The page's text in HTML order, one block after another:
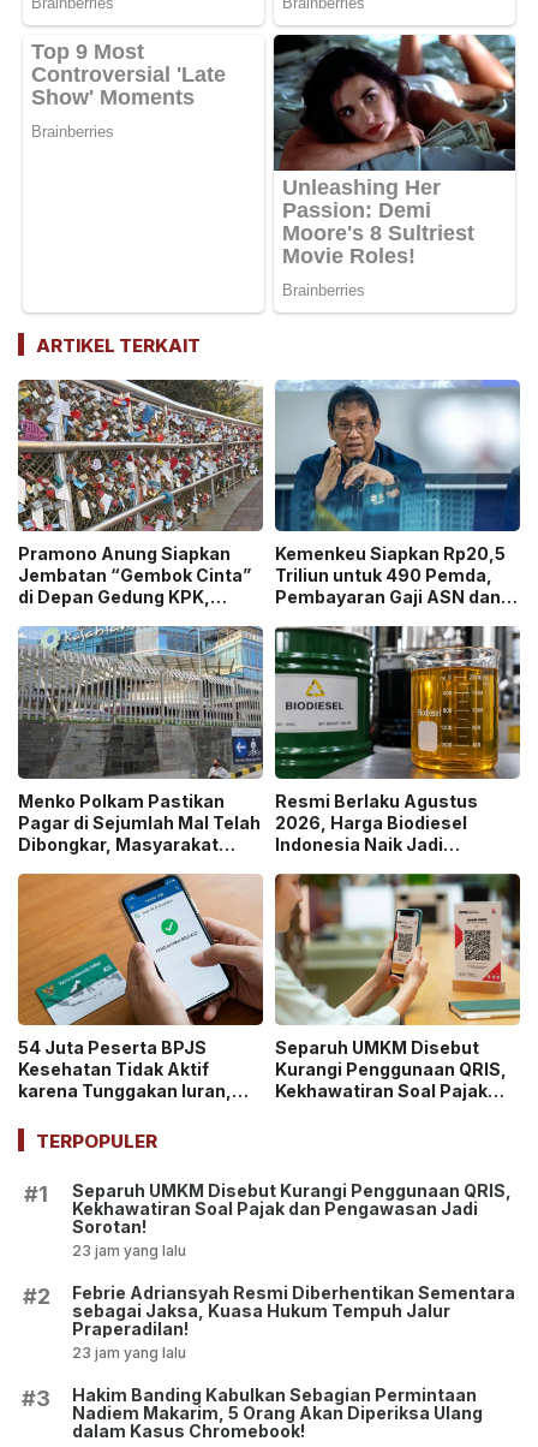
ARTIKEL TERKAIT
Pramono Anung Siapkan
Jembatan “Gembok Cinta”
di Depan Gedung KPK,
Jakarta!
Kemenkeu Siapkan Rp20,5
Triliun untuk 490 Pemda,
Pembayaran Gaji ASN dan
Berjalan!
Menko Polkam Pastikan
Pagar di Sejumlah Mal Telah
Dibongkar, Masyarakat
Resmi Berlaku Agustus
2026, Harga Biodiesel
Indonesia Naik Jadi
54 Juta Peserta BPJS
Kesehatan Tidak Aktif
karena Tunggakan Iuran,
Triliun per Bulan!
Separuh UMKM Disebut
Kurangi Penggunaan QRIS,
Kekhawatiran Soal Pajak
TERPOPULER
#1
Separuh UMKM Disebut Kurangi Penggunaan QRIS,
Kekhawatiran Soal Pajak dan Pengawasan Jadi
Sorotan!
23 jam yang lalu
#2
Febrie Adriansyah Resmi Diberhentikan Sementara
sebagai Jaksa, Kuasa Hukum Tempuh Jalur
Praperadilan!
23 jam yang lalu
#3
Hakim Banding Kabulkan Sebagian Permintaan
Nadiem Makarim, 5 Orang Akan Diperiksa Ulang
dalam Kasus Chromebook!